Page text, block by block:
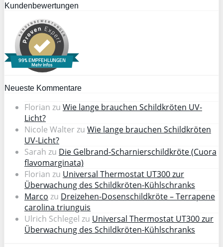
Kundenbewertungen
99% EMPFEHLUNGEN
Mehr Infos
Neueste Kommentare
Florian zu Wie lange brauchen Schildkröten UV-
Licht?
Nicole Walter zu Wie lange brauchen Schildkröten
UV-Licht?
Sarah zu Die Gelbrand-Scharnierschildkröte (Cuora
flavomarginata)
Florian zu Universal Thermostat UT300 zur
Überwachung des Schildkröten-Kühlschranks
Marco zu Dreizehen-Dosenschildkröte – Terrapene
carolina triunguis
Ulrich Schlegel zu Universal Thermostat UT300 zur
Überwachung des Schildkröten-Kühlschranks